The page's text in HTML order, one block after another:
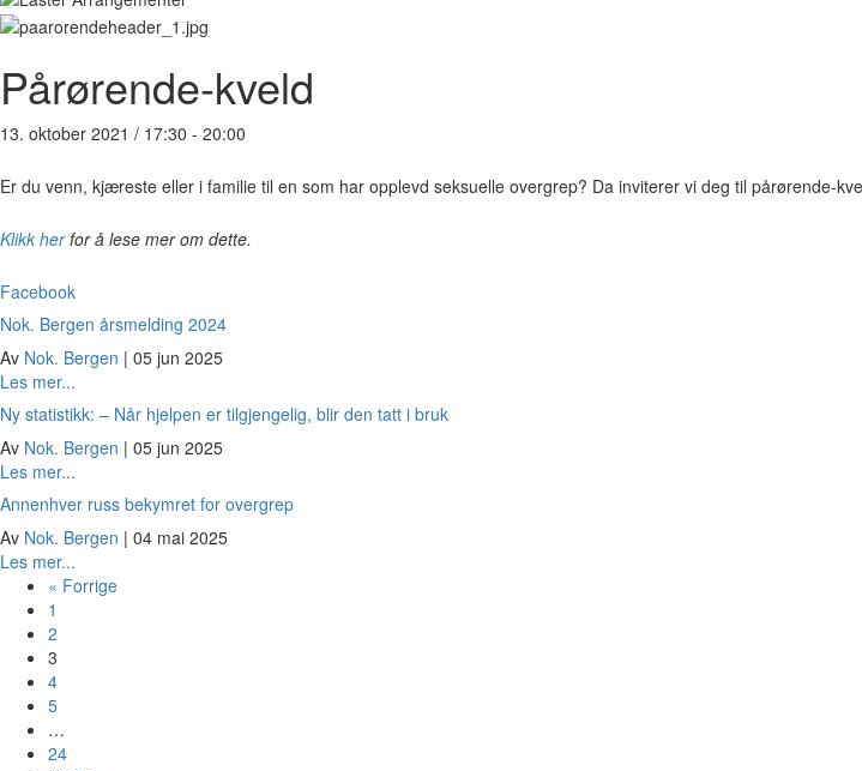
Pårørende-kveld
13. oktober 2021 / 17:30 - 20:00
Er du venn, kjæreste eller i familie til en som har opplevd seksuelle overgrep? Da inviterer vi deg til pårørende-
Klikk herfor å lese mer om dette.
Facebook
Nok. Bergen årsmelding 2024
Av Nok. Bergen | 05 jun 2025
Les mer...
Nok.
Bergen
årsmelding
Ny statistikk: – Når hjelpen er tilgjengelig, blir den tatt i bruk
Av Nok. Bergen | 05 jun 2025
Les mer...
statistikk:
–
hjelpen
Annenhver russ bekymret for overgrep
Av Nok. Bergen | 04 mai 2025
Les mer...
Annenhver
« Forrige
1
2
3
4
5
…
24